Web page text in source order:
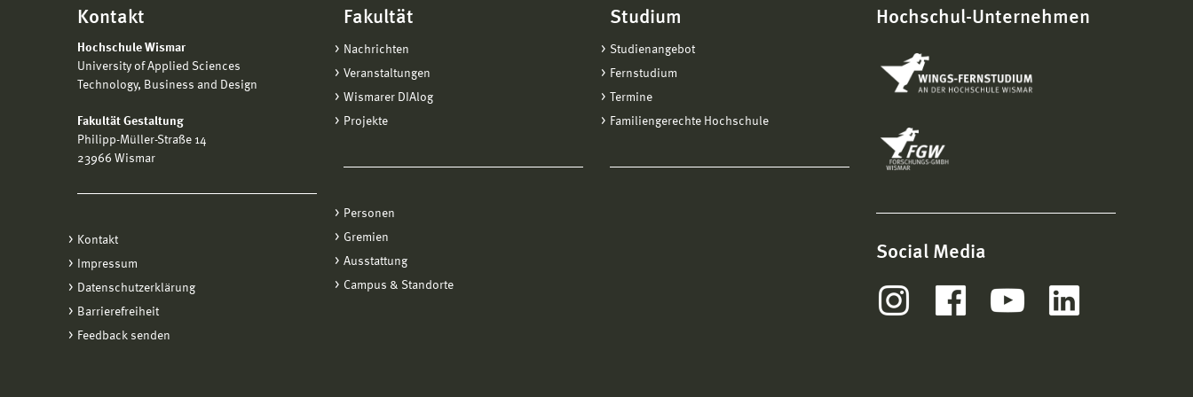
Kontakt
Hochschule Wismar
University of Applied Sciences
Technology, Business and Design
Fakultät Gestaltung
Philipp-Müller-Straße 14
23966 Wismar
Kontakt
Impressum
Datenschutzerklärung
Barrierefreiheit
Feedback senden
Fakultät
Nachrichten
Veranstaltungen
Wismarer DIAlog
Projekte
Personen
Gremien
Ausstattung
Campus & Standorte
Studium
Studienangebot
Fernstudium
Termine
Familiengerechte Hochschule
Hochschul-Unternehmen
Social Media